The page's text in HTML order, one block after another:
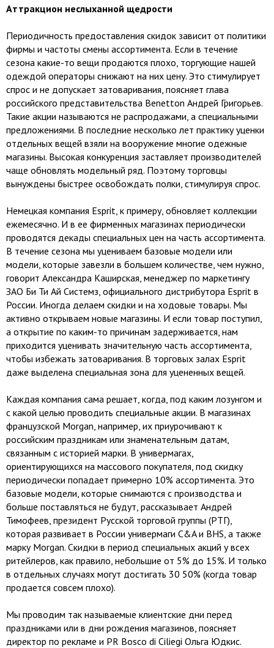
Аттракцион неслыханной щедрости
Периодичность предоставления скидок зависит от политики
фирмы и частоты смены ассортимента. Если в течение
сезона какие-то вещи продаются плохо, торгующие нашей
одеждой операторы снижают на них цену. Это стимулирует
спрос и не допускает затоваривания, поясняет глава
российского представительства Benetton Андрей Григорьев.
Такие акции называются не распродажами, а специальными
предложениями. В последние несколько лет практику уценки
отдельных вещей взяли на вооружение многие одежные
магазины. Высокая конкуренция заставляет производителей
чаще обновлять модельный ряд. Поэтому торговцы
вынуждены быстрее освобождать полки, стимулируя спрос.
Немецкая компания Esprit, к примеру, обновляет коллекции
ежемесячно. И в ее фирменных магазинах периодически
проводятся декады специальных цен на часть ассортимента.
В течение сезона мы уцениваем базовые модели или
модели, которые завезли в большем количестве, чем нужно,
говорит Александра Каширская, менеджер по маркетингу
ЗАО Би Ти Ай Системз, официального дистрибутoра Esprit в
России. Иногда делаем скидки и на ходовые товары. Мы
активно открываем новые магазины. И если товар поступил,
а открытие по каким-то причинам задерживается, нам
приходится уценивать значительную часть ассортимента,
чтобы избежать затоваривания. В торговых залах Esprit
даже выделена специальная зона для уцененных вещей.
Каждая компания сама решает, когда, под каким лозунгом и
с какой целью проводить специальные акции. В магазинах
французской Morgan, например, их приурочивают к
российским праздникам или знаменательным датам,
связанным с историей марки. В универмагах,
ориентирующихся на массового покупателя, под скидку
периодически попадает примерно 10% ассортимента. Это
базовые модели, которые снимаются с производства и
больше поставляться не будут, рассказывает Андрей
Тимофеев, президент Русской торговой группы (РТГ),
которая развивает в России универмаги C&A и BHS, а также
марку Morgan. Скидки в период специальных акций у всех
ритейлеров, как правило, небольшие от 5% до 15%. И только
в отдельных случаях могут достигать 30 50% (когда товар
продается совсем плохо).
Мы проводим так называемые клиентские дни перед
праздниками или в дни рождения магазинов, поясняет
директор по рекламе и PR Bosco di Ciliegi Ольга Юдкис.